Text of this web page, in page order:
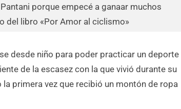
porque empecé a ganaar muchos
del libro «Por Amor al ciclismo»
desde niño para poder practicar un deporte
de la escasez con la que vivió durante su
primera vez que recibió un montón de ropa